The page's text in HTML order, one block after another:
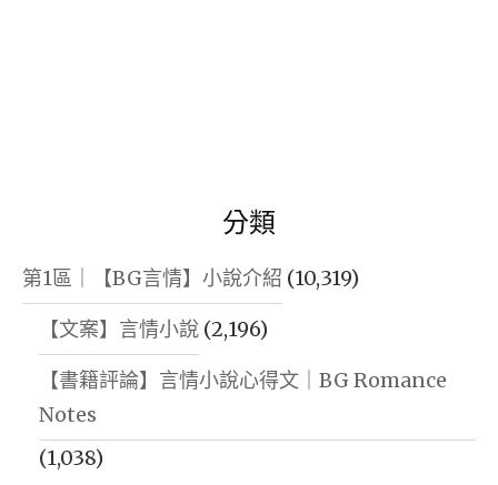
分類
第1區｜【BG言情】小說介紹 (10,319)
【文案】言情小說 (2,196)
【書籍評論】言情小說心得文｜BG Romance
Notes
(1,038)